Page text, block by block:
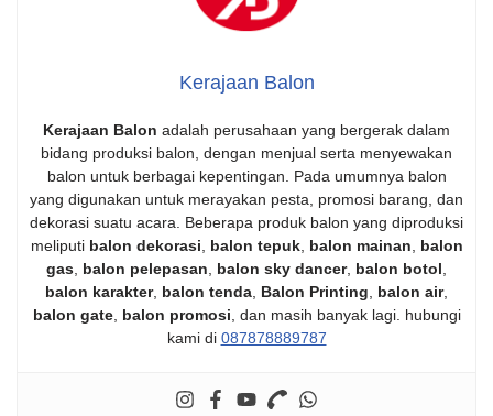
Kerajaan Balon
Kerajaan Balon adalah perusahaan yang bergerak dalam
bidang produksi balon, dengan menjual serta menyewakan
balon untuk berbagai kepentingan. Pada umumnya balon
yang digunakan untuk merayakan pesta, promosi barang, dan
dekorasi suatu acara. Beberapa produk balon yang diproduksi
meliputi balon dekorasi, balon tepuk, balon mainan, balon
gas, balon pelepasan, balon sky dancer, balon botol,
balon karakter, balon tenda, Balon Printing, balon air,
balon gate, balon promosi, dan masih banyak lagi. hubungi
kami di 087878889787